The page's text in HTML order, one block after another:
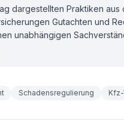
dargestellten Praktiken
Gutachten und
unabhängigen
Schadensregulierung